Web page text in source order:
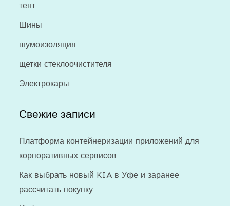
тент
Шины
шумоизоляция
щетки стеклоочистителя
Электрокары
Свежие записи
Платформа контейнеризации приложений для
корпоративных сервисов
Как выбрать новый KIA в Уфе и заранее
рассчитать покупку